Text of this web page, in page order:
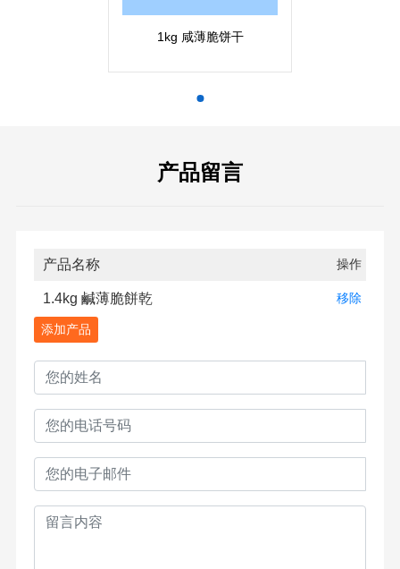
1kg 咸薄脆饼干
产品留言
产品名称 操作
1.4kg 鹹薄脆餅乾 移除
添加产品